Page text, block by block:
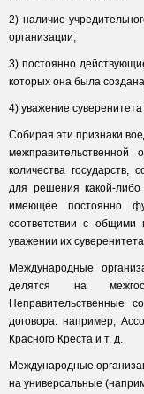
2) наличие
организации;
3) постоянно
которых она была
4) уважение
Собирая эти признаки
межправительственной
количества государств,
для решения какой-
имеющее постоянно
соответствии с общими
уважении их
Международные
делятся на
Неправительственные
договора: например,
Красного Креста и т. д.
Международные
на универсальные